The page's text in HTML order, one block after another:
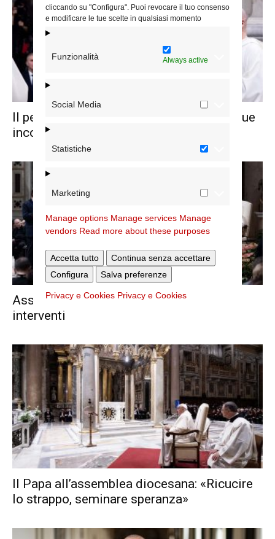
cliccando su "Configura". Puoi revocare il tuo consenso
e modificare le tue scelte in qualsiasi momento
Funzionalità Always active
Social Media
Statistiche
Marketing
Manage options Manage services Manage
vendors Read more about these purposes
Accetta tutto
Continua senza accettare
Configura
Salva preferenze
Privacy e Cookies Privacy e Cookies
Il percorso sulle “(Dis)uguaglianze”: cinque
incontri e il sussidio
Assemblea diocesana: tutti i testi degli
interventi
Il Papa all’assemblea diocesana: «Ricucire
lo strappo, seminare speranza»